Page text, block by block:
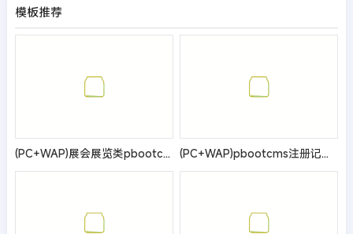
模板推荐
(PC+WAP)展会展览类pbootcms网站模板 会展设备舞台租赁网站源码 (PC+WAP)pbootcms注册记账财税类网站模板 财务会计公司注册类网站源码